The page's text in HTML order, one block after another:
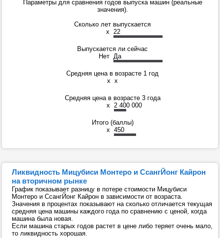
Параметры для сравнения годов выпуска машин (реальные
значения).
Сколько лет выпускается
x 22
Выпускается ли сейчас
Нет Да
Средняя цена в возрасте 1 год
x x
Средняя цена в возрасте 3 года
x 2 400 000
Итого (баллы)
x 450
Ликвидность Мицубиси Монтеро и СсангЙонг Кайрон
на вторичном рынке
График показывает разницу в потере стоимости Мицубиси
Монтеро и СсангЙонг Кайрон в зависимости от возраста.
Значения в процентах показывают на сколько отличается текущая
средняя цена машины каждого года по сравнению с ценой, когда
машина была новая.
Если машина старых годов растет в цене либо теряет очень мало,
то ликвидность хорошая.